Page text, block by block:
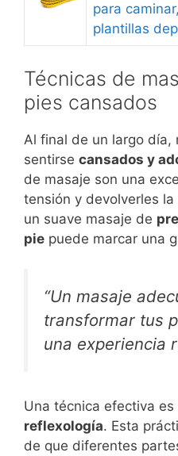
para
plantillas
Técnicas de
pies cansados
Al final de un largo día,
sentirse cansados y
de masaje son una
tensión y devolverles
un suave masaje de
pie puede marcar una
“Un masaje
transformar tus
una experiencia
Una técnica efectiva es
reflexología. Esta
de que diferentes